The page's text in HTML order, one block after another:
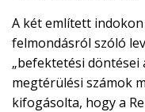
A két említett
felmondásról szóló
„befektetési
megtérülési számok
kifogásolta, hogy a